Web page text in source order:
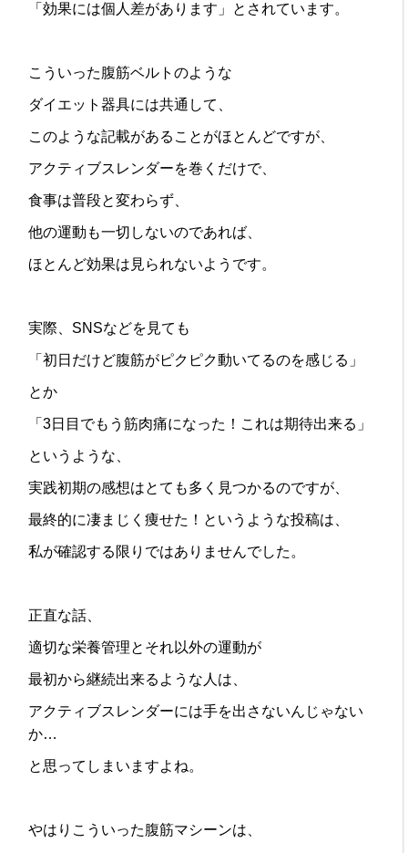
「効果には個人差があります」とされています。
こういった腹筋ベルトのような
ダイエット器具には共通して、
このような記載があることがほとんどですが、
アクティブスレンダーを巻くだけで、
食事は普段と変わらず、
他の運動も一切しないのであれば、
ほとんど効果は見られないようです。
実際、SNSなどを見ても
「初日だけど腹筋がピクピク動いてるのを感じる」
とか
「3日目でもう筋肉痛になった！これは期待出来る」
というような、
実践初期の感想はとても多く見つかるのですが、
最終的に凄まじく痩せた！というような投稿は、
私が確認する限りではありませんでした。
正直な話、
適切な栄養管理とそれ以外の運動が
最初から継続出来るような人は、
アクティブスレンダーには手を出さないんじゃない
か…
と思ってしまいますよね。
やはりこういった腹筋マシーンは、